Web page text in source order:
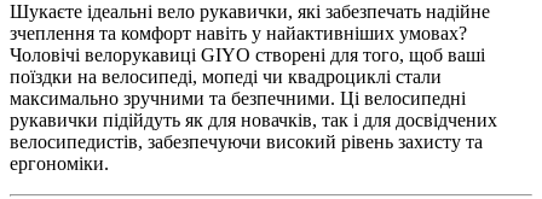
Шукаєте ідеальні вело рукавички, які забезпечать надійне
зчеплення та комфорт навіть у найактивніших умовах?
Чоловічі велорукавиці GIYO створені для того, щоб ваші
поїздки на велосипеді, мопеді чи квадроциклі стали
максимально зручними та безпечними. Ці велосипедні
рукавички підійдуть як для новачків, так і для досвідчених
велосипедистів, забезпечуючи високий рівень захисту та
ергономіки.